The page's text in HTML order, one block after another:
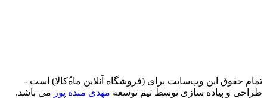
تمام حقوق اين وب‌سايت برای (فروشگاه آنلاین ماه‌‌‌‌‌‌ُکالا) است -
طراحی و پیاده سازی توسط تیم توسعه مهدی منده پور می باشد.